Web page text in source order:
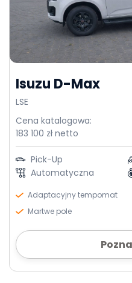
Isuzu D-Max
LSE
Cena katalogowa:
183 100 zł netto
Pick-Up
Automatyczna
Adaptacyjny tempomat
Martwe pole